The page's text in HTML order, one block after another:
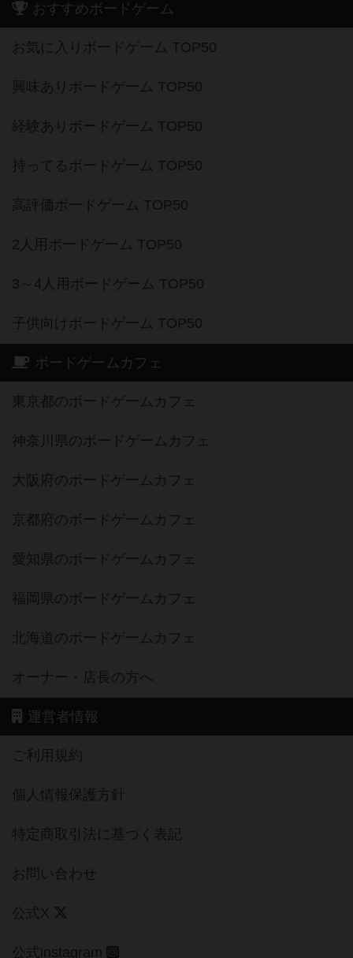
おすすめボードゲーム
お気に入りボードゲーム TOP50
興味ありボードゲーム TOP50
経験ありボードゲーム TOP50
持ってるボードゲーム TOP50
高評価ボードゲーム TOP50
2人用ボードゲーム TOP50
3～4人用ボードゲーム TOP50
子供向けボードゲーム TOP50
ボードゲームカフェ
東京都のボードゲームカフェ
神奈川県のボードゲームカフェ
大阪府のボードゲームカフェ
京都府のボードゲームカフェ
愛知県のボードゲームカフェ
福岡県のボードゲームカフェ
北海道のボードゲームカフェ
オーナー・店長の方へ
運営者情報
ご利用規約
個人情報保護方針
特定商取引法に基づく表記
お問い合わせ
公式X
公式instagram